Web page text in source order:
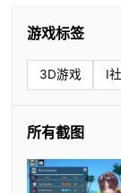
游戏标签
3D游戏 I社
所有截图